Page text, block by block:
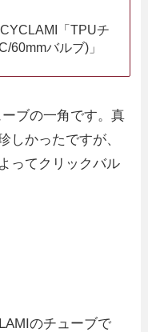
CYCLAMI「TPUチ
60mmバルブ)」
ブの一角です。真
しかったですが、
ってクリックバル
のチューブで